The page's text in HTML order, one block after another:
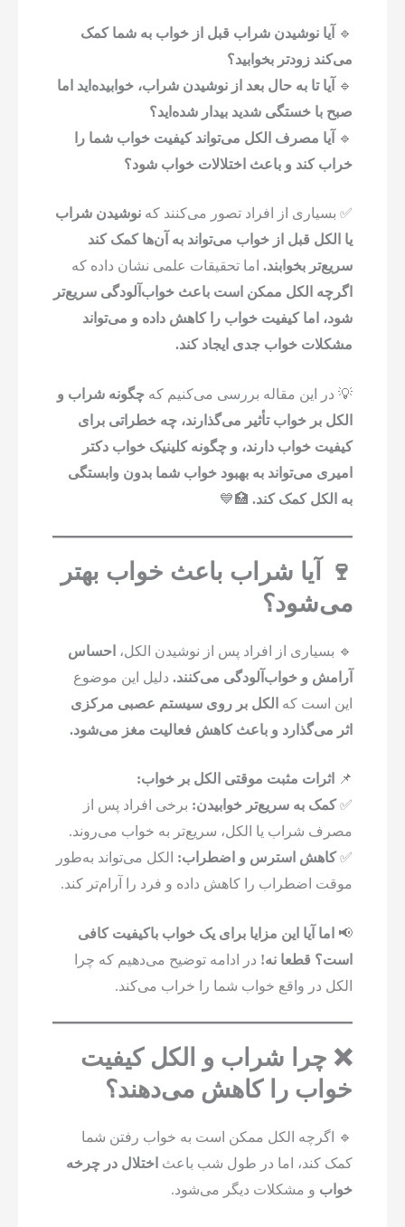
🔹
آیا نوشیدن شراب قبل از خواب به شما کمک
می‌کند زودتر بخوابید؟
🔹
آیا تا به حال بعد از نوشیدن شراب، خوابیده‌اید اما
صبح با خستگی شدید بیدار شده‌اید؟
🔹
آیا مصرف الکل می‌تواند کیفیت خواب شما را
خراب کند و باعث اختلالات خواب شود؟
✅ بسیاری از افراد تصور می‌کنند کهنوشیدن شراب
یا الکل قبل از خواب می‌تواند به آن‌ها کمک کند
سریع‌تر بخوابند. اما تحقیقات علمی نشان داده که
اگرچه الکل ممکن است باعث خواب‌آلودگی سریع‌تر
شود، اما کیفیت خواب را کاهش داده و می‌تواند
مشکلات خواب جدی ایجاد کند.
💡 در این مقاله بررسی می‌کنیم کهچگونه شراب و
الکل بر خواب تأثیر می‌گذارند، چه خطراتی برای
کیفیت خواب دارند، و چگونه کلینیک خواب دکتر
امیری می‌تواند به بهبود خواب شما بدون وابستگی
به الکل کمک کند. 🏥💙
🍷 آیا شراب باعث خواب بهتر
می‌شود؟
🔹 بسیاری از افراد پس از نوشیدن الکل، احساس
آرامش و خواب‌آلودگی می‌کنند. دلیل این موضوع
این است که الکل بر روی سیستم عصبی مرکزی
اثر می‌گذارد و باعث کاهش فعالیت مغز می‌شود.
📌
اثرات مثبت موقتی الکل بر خواب:
✅کمک به سریع‌تر خوابیدن: برخی افراد پس از
مصرف شراب یا الکل، سریع‌تر به خواب می‌روند.
✅کاهش استرس و اضطراب: الکل می‌تواند به‌طور
موقت اضطراب را کاهش داده و فرد را آرام‌تر کند.
📢 اما آیا این مزایا برای یک خواب باکیفیت کافی
است؟ قطعا نه! در ادامه توضیح می‌دهیم که چرا
الکل در واقع خواب شما را خراب می‌کند.
❌ چرا شراب و الکل کیفیت
خواب را کاهش می‌دهند؟
🔹 اگرچه الکل ممکن است به خواب رفتن شما
کمک کند، اما در طول شب باعث اختلال در چرخه
خواب و مشکلات دیگر می‌شود.